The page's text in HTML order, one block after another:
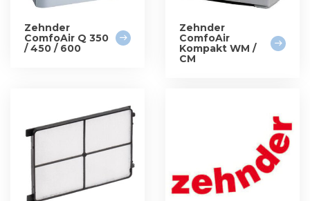
Zehnder
ComfoAir Q 350
/ 450 / 600
Zehnder
ComfoAir
Kompakt WM /
CM